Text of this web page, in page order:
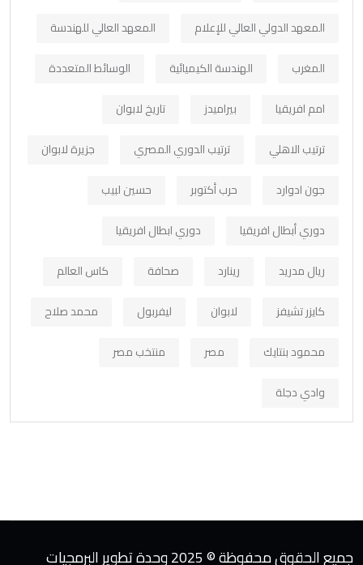
المعهد الدولي العالي للإعلام
المعهد العالي للهندسة
المغرب
الهندسة الكيميائية
الوسائط المتعددة
امم افريقيا
بيراميدز
تاريخ لابوان
ترتيب الاهلي
ترتيب الدوري المصري
جزيرة لابوان
جون ادوارد
حرب أكتوبر
حسين لبيب
دوري أبطال افريقيا
دوري ابطال افريقيا
ريال مدريد
رينارد صحافة
كاس العالم
كايزر تشيفز
لابوان ليفربول
محمد صلاح
محمود بنتايك
مصر
منتخب مصر
وادي دجلة
جميع الحقوق محفوظة © 2025 وحدة تطوير البرمجيات